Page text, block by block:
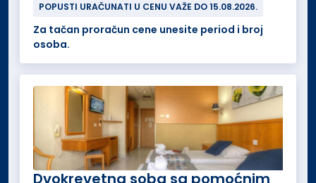
POPUSTI URAČUNATI U CENU VAŽE DO 15.08.2026.
Za tačan proračun cene unesite period i broj
osoba.
Dvokrevetna soba sa pomoćnim